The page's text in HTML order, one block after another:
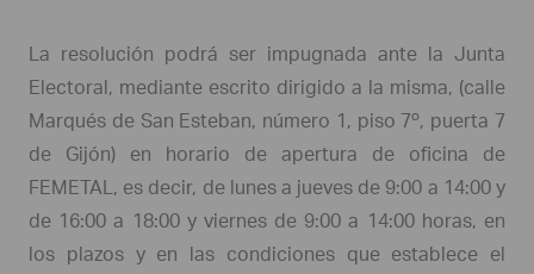
La resolución podrá ser impugnada ante la Junta
Electoral, mediante escrito dirigido a la misma, (calle
Marqués de San Esteban, número 1, piso 7º, puerta 7
de Gijón) en horario de apertura de oficina de
FEMETAL, es decir, de lunes a jueves de 9:00 a 14:00 y
de 16:00 a 18:00 y viernes de 9:00 a 14:00 horas, en
los plazos y en las condiciones que establece el